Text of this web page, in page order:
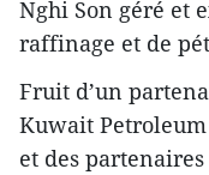
Nghi Son géré et
raffinage et de
Fruit d’un
Kuwait
et des